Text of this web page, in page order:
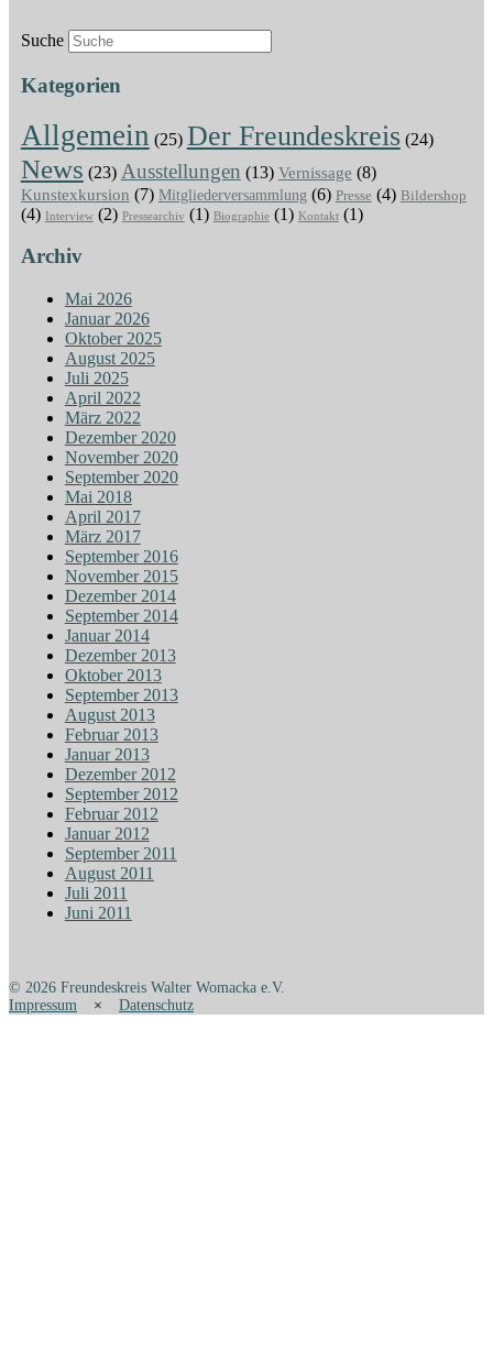
Suche
Kategorien
Allgemein (25) Der Freundeskreis (24)
News (23) Ausstellungen (13) Vernissage (8)
Kunstexkursion (7) Mitgliederversammlung (6) Presse (4) Bildershop
(4) Interview(2) Pressearchiv (1) Biographie(1) Kontakt(1)
Archiv
Mai 2026
Januar 2026
Oktober 2025
August 2025
Juli 2025
April 2022
März 2022
Dezember 2020
November 2020
September 2020
Mai 2018
April 2017
März 2017
September 2016
November 2015
Dezember 2014
September 2014
Januar 2014
Dezember 2013
Oktober 2013
September 2013
August 2013
Februar 2013
Januar 2013
Dezember 2012
September 2012
Februar 2012
Januar 2012
September 2011
August 2011
Juli 2011
Juni 2011
© 2026 Freundeskreis Walter Womacka e.V.
Impressum × Datenschutz